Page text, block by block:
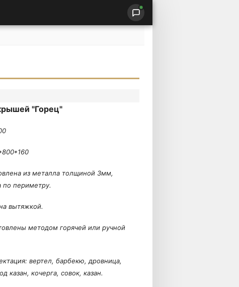
"Горец"
из металла толщиной 3мм,
по периметру.
вытяжкой.
методом горячей или ручной
вертел, барбекю, дровница,
казан, кочерга, совок, казан.